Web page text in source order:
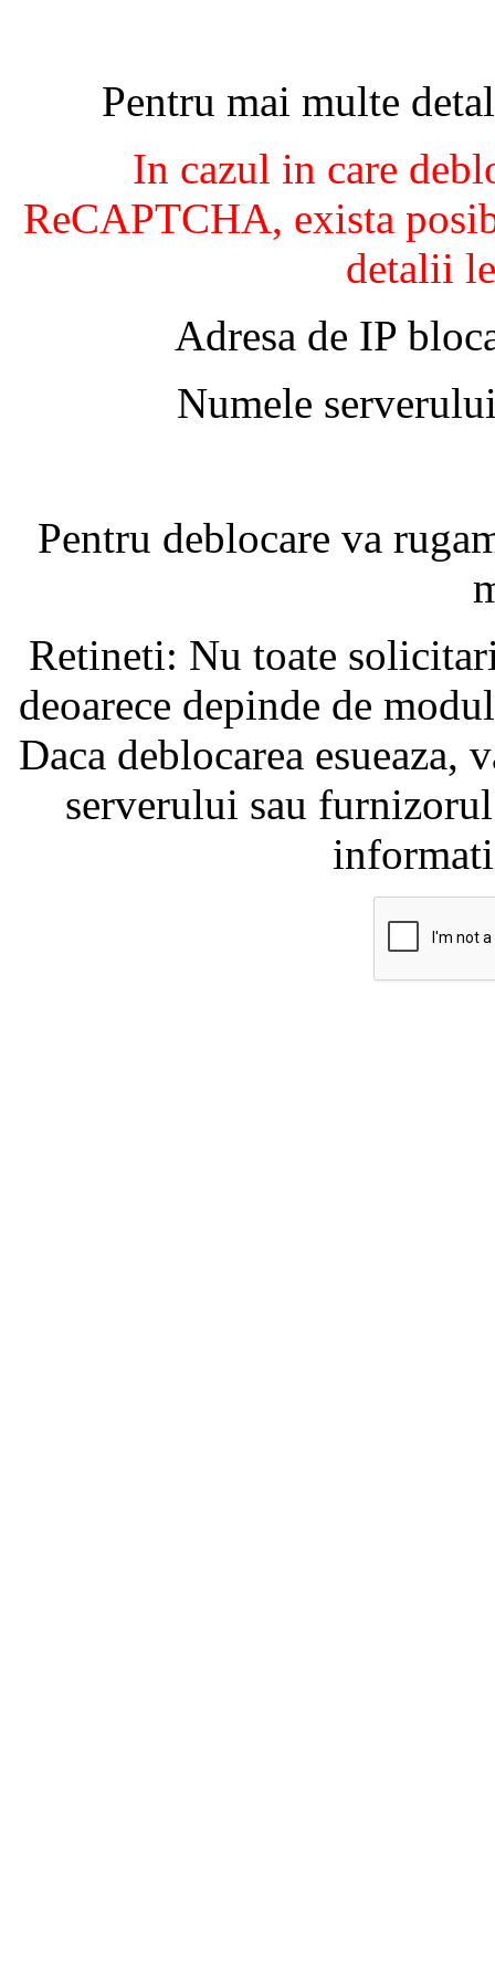
Pentru mai multe
In cazul in care
ReCAPTCHA, exista
detalii
Adresa de IP
Numele
Pentru deblocare va
Retineti: Nu toate
deoarece depinde de
Daca deblocarea
serverului sau